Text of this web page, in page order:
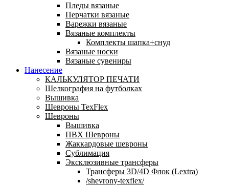
Пледы вязаные
Перчатки вязаные
Варежки вязаные
Вязаные комплекты
Комплекты шапка+снуд
Вязаные носки
Вязаные сувениры
Нанесение
КАЛЬКУЛЯТОР ПЕЧАТИ
Шелкография на футболках
Вышивка
Шевроны TexFlex
Шевроны
Вышивка
ПВХ Шевроны
Жаккардовые шевроны
Сублимация
Эксклюзивные трансферы
Трансферы 3D/4D Флок (Lextra)
/shevrony-texflex/